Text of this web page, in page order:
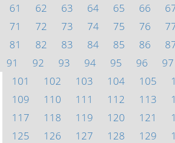
61
62 63 64 65 66
71
72 73 74 75 76
81
82 83 84 85 86
91
92 93 94 95 96 97
101
102 103 104 105
109
110 111 112 113
117
118 119 120 121
125
126 127 128 129